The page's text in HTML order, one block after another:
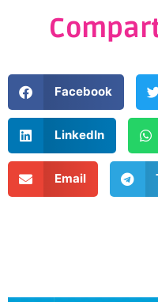
Facebook
LinkedIn
Email